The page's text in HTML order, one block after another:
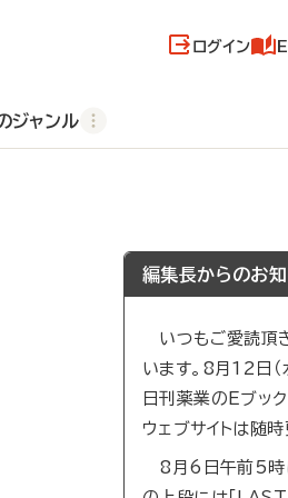
ログイン
ジャンル
編集長からのお
いつもご愛読頂
います。8月12日（
日刊薬業のEブッ
ウェブサイトは随時
8月6日午前5時